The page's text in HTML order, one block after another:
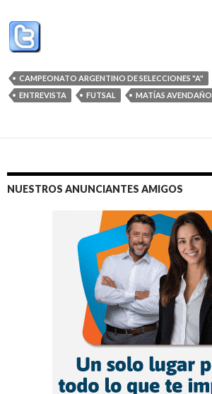
CAMPEONATO ARGENTINO DE SELECCIONES "A"
ENTREVISTA
FUTSAL MATÍAS AVENDAÑO
NUESTROS ANUNCIANTES AMIGOS